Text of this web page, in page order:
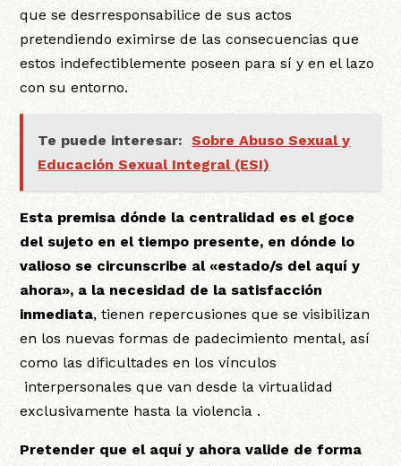
que se desrresponsabilice de sus actos
pretendiendo eximirse de las consecuencias que
estos indefectiblemente poseen para sí y en el lazo
con su entorno.
Te puede interesar:
Sobre Abuso Sexual y
Educación Sexual Integral (ESI)
Esta premisa dónde la centralidad es el goce
del sujeto en el tiempo presente, en dónde lo
valioso se circunscribe al «estado/s del aquí y
ahora», a la necesidad de la satisfacción
inmediata, tienen repercusiones que se visibilizan
en los nuevas formas de padecimiento mental, así
como las dificultades en los vínculos
interpersonales que van desde la virtualidad
exclusivamente hasta la violencia .
Pretender que el aquí y ahora valide de forma